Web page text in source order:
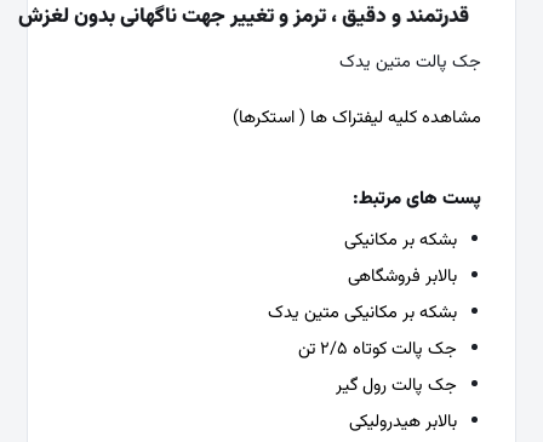
قدرتمند و دقیق ، ترمز و تغییر جهت ناگهانی بدون لغزش
جک پالت متین یدک
مشاهده کلیه لیفتراک ها ( استکرها)
پست های مرتبط:
بشکه بر مکانیکی
بالابر فروشگاهی
بشکه بر مکانیکی متین یدک
جک پالت کوتاه ۲/۵ تن
جک پالت رول گیر
بالابر هیدرولیکی